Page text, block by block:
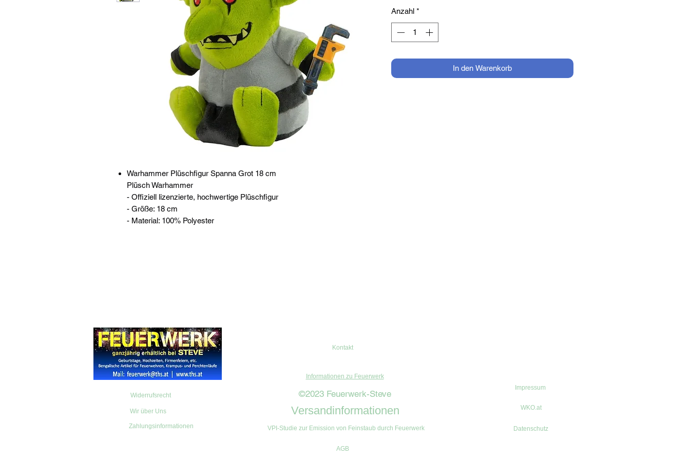
Warhammer Plüschfigur Spanna Grot 18 cm
Plüsch Warhammer
- Offiziell lizenzierte, hochwertige Plüschfigur
- Größe: 18 cm
- Material: 100% Polyester
Anzahl *
In den Warenkorb
Widerrufsrecht
Wir über Uns
Zahlungsinformationen
Kontakt
Informationen zu Feuerwerk
©2023 Feuerwerk-Steve
Versandinformationen
VPI-Studie zur Emission von Feinstaub durch Feuerwerk
AGB
Impressum
WKO.at
Datenschutz